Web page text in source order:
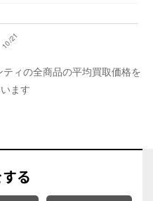
ィの全商品の平均買取価格を
ます
る